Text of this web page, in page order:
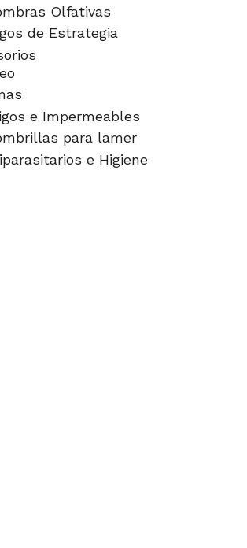
Olfativas
de Estrategia
e Impermeables
para lamer
e Higiene